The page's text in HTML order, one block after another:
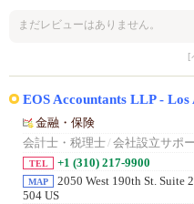
まだレビューはありません。
[
EOS Accountants LLP - Los
金融・保険
会計士・税理士/ 会社設立サポ
TEL +1 (310) 217-9900
MAP 2050 West 190th St. Suite
504 US